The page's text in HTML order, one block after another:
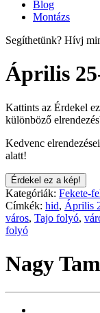
Blog
Montázs
Segíthetünk? Hívj
Április
Kattints az Érdekel
különböző
Kedvenc
alatt!
Érdekel ez a kép!
Kategóriák: Fekete-
Címkék: hid, Április
város, Tajo folyó,
folyó
Nagy